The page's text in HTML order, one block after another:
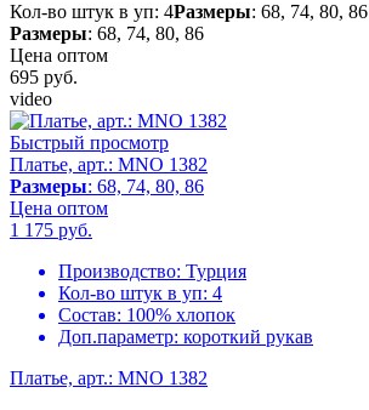
Кол-во штук в уп: 4Размеры: 68, 74, 80, 86
Размеры: 68, 74, 80, 86
Цена оптом
695 руб.
video
Быстрый просмотр
Платье, арт.: MNO 1382
Размеры: 68, 74, 80, 86
Цена оптом
1 175 руб.
Производство: Турция
Кол-во штук в уп: 4
Состав: 100% хлопок
Доп.параметр: короткий рукав
Платье, арт.: MNO 1382